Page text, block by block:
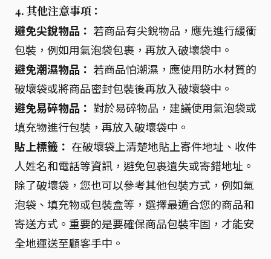
4. 其他注意事項：
避免尖銳物品： 若商品有尖銳物品，應先進行緩衝
包裝，例如用氣泡袋包裹，再放入破壞袋中。
避免潮濕物品： 若商品怕潮濕，應使用防水材質的
破壞袋或將商品密封包裝後再放入破壞袋中。
避免易碎物品： 對於易碎物品，建議使用氣泡袋或
填充物進行包裝，再放入破壞袋中。
貼上標籤： 在破壞袋上清楚地貼上寄件地址、收件
人姓名和電話等資訊，避免包裹遺失或寄錯地址。
除了破壞袋，您也可以參考其他包裝方式，例如氣
泡袋、填充物或包裝盒等，選擇最適合您的商品和
寄送方式。重要的是要確保商品包裝牢固，才能安
全地運送至顧客手中。